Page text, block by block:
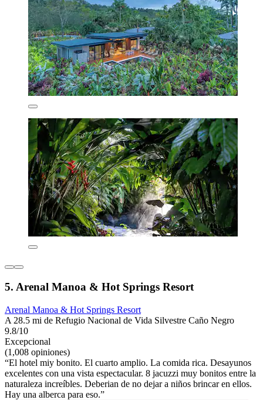
5. Arenal Manoa & Hot Springs Resort
Arenal Manoa & Hot Springs Resort
A 28.5 mi de Refugio Nacional de Vida Silvestre Caño Negro
9.8/10
Excepcional
(1,008 opiniones)
“El hotel miy bonito. El cuarto amplio. La comida rica. Desayunos
excelentes con una vista espectacular. 8 jacuzzi muy bonitos entre la
naturaleza increíbles. Deberian de no dejar a niños brincar en ellos.
Hay una alberca para eso.”